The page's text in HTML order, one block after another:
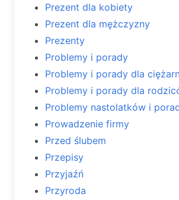
Prezent dla kobiety
Prezent dla mężczyzny
Prezenty
Problemy i porady
Problemy i porady dla
Problemy i porady dla
Problemy nastolatków i
Prowadzenie firmy
Przed ślubem
Przepisy
Przyjaźń
Przyroda